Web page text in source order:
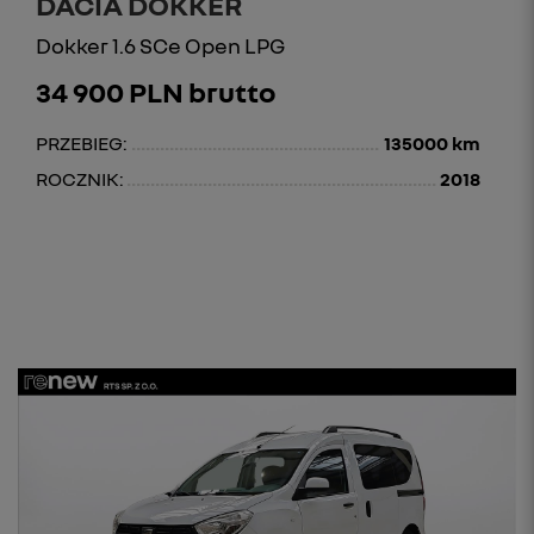
Dokker 1.6 SCe Open LPG
34 900 PLN brutto
PRZEBIEG:
135000 km
ROCZNIK:
2018